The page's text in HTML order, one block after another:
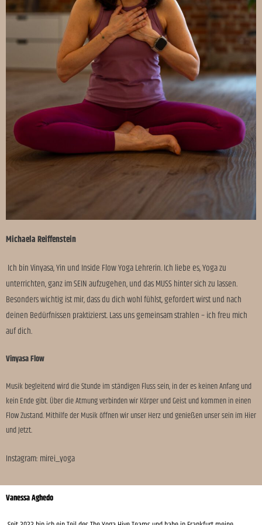
Michaela Reiffenstein
Ich bin Vinyasa, Yin und Inside Flow Yoga Lehrerin. Ich liebe es, Yoga zu
unterrichten, ganz im SEIN aufzugehen, und das MUSS hinter sich zu lassen.
Besonders wichtig ist mir, dass du dich wohl fühlst, gefordert wirst und nach
deinen Bedürfnissen praktizierst. Lass uns gemeinsam strahlen – ich freu mich
auf dich.
Vinyasa Flow
Musik begleitend wird die Stunde im ständigen Fluss sein, in der es keinen Anfang und
kein Ende gibt. Über die Atmung verbinden wir Körper und Geist und kommen in einen
Flow Zustand. Mithilfe der Musik öffnen wir unser Herz und genießen unser sein im Hier
und Jetzt.
Instagram: mirei_yoga
Vanessa Aghedo